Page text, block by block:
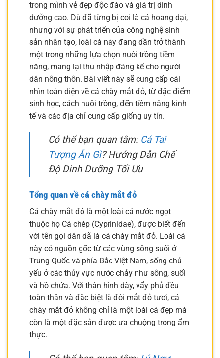
trong mình vẻ đẹp độc đáo và giá trị dinh
dưỡng cao. Dù đã từng bị coi là cá hoang dại,
nhưng với sự phát triển của công nghệ sinh
sản nhân tạo, loài cá này đang dần trở thành
một trong những lựa chọn nuôi trồng tiềm
năng, mang lại thu nhập đáng kể cho người
dân nông thôn. Bài viết này sẽ cung cấp cái
nhìn toàn diện về cá chày mắt đỏ, từ đặc điểm
sinh học, cách nuôi trồng, đến tiềm năng kinh
tế và các địa chỉ cung cấp giống uy tín.
Có thể bạn quan tâm: Cá Tai
Tượng Ăn Gì? Hướng Dẫn Chế
Độ Dinh Dưỡng Tối Ưu
Tổng quan về cá chày mắt đỏ
Cá chày mắt đỏ là một loài cá nước ngọt
thuộc họ Cá chép (Cyprinidae), được biết đến
với tên gọi dân dã là cá chày mắt đỏ. Loài cá
này có nguồn gốc từ các vùng sông suối ở
Trung Quốc và phía Bắc Việt Nam, sống chủ
yếu ở các thủy vực nước chảy như sông, suối
và hồ chứa. Với thân hình dày, vẩy phủ đều
toàn thân và đặc biệt là đôi mắt đỏ tươi, cá
chày mắt đỏ không chỉ là một loài cá đẹp mà
còn là một đặc sản được ưa chuộng trong ẩm
thực.